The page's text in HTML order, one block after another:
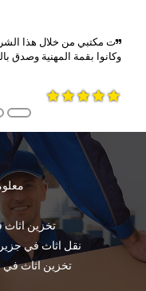
وكانوا بقمة المهنية وصدق
تخزين
نقل اثاث في
تخزين اثاث في